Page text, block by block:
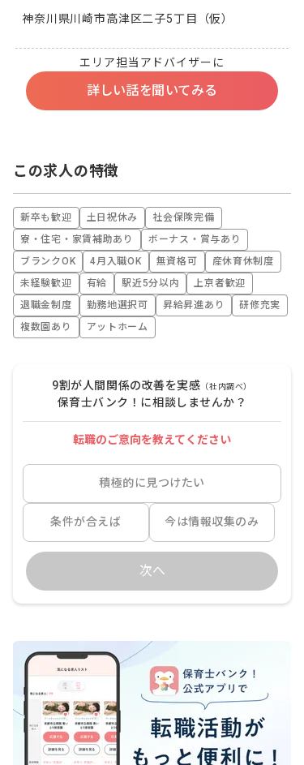
神奈川県川崎市高津区二子5丁目（仮）
エリア担当アドバイザーに
詳しい話を聞いてみる
この求人の特徴
新卒も歓迎 土日祝休み
社会保険完備
寮・住宅・家賃補助あり
ボーナス・賞与あり
ブランクOK
4月入職OK 無資格可
産休育休制度
未経験歓迎
有給 駅近5分以内
上京者歓迎
退職金制度
勤務地選択可 昇給昇進あり
研修充実
複数園あり
アットホーム
9割が人間関係の改善を実感 （社内調べ）
保育士バンク！に相談しませんか？
転職のご意向を教えてください
積極的に見つけたい
条件が合えば 今は情報収集のみ
次へ